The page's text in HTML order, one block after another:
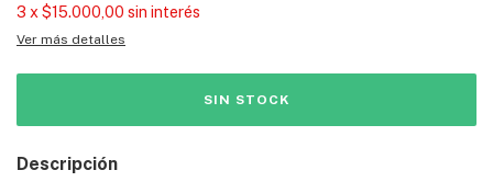
3 x $15.000,00 sin interés
Ver más detalles
Descripción